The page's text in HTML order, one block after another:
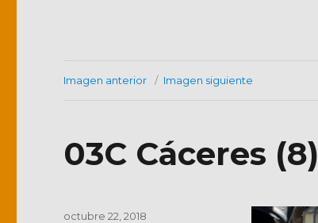
Imagen anterior Imagen siguiente
03C Cáceres (8)
Publicado
octubre 22, 2018